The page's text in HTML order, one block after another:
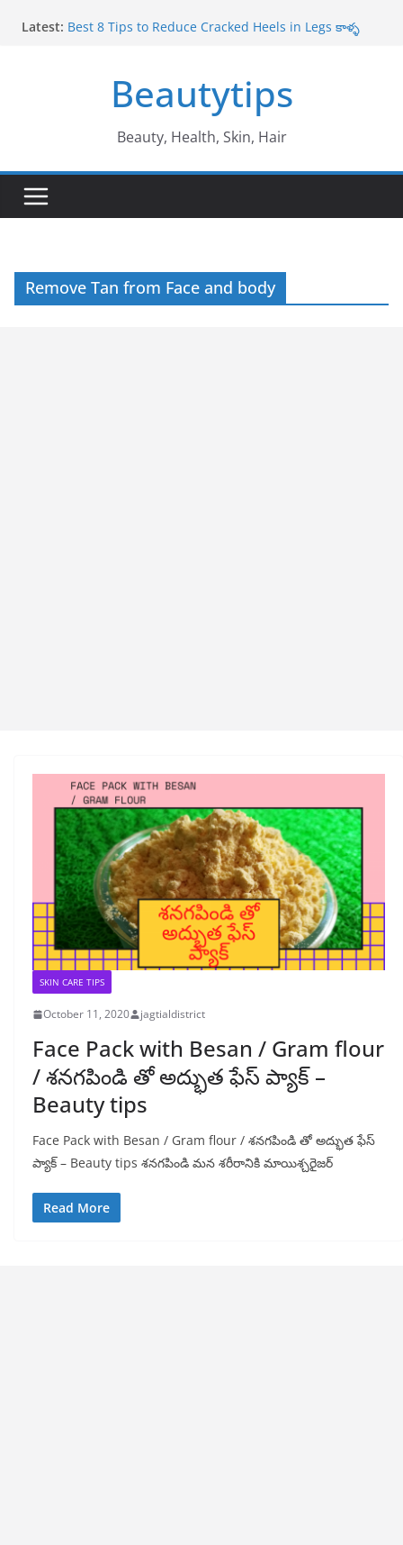
Latest: Best 8 Tips to Reduce Cracked Heels in Legs కాళ్ళ
Amazing Tips to Cure White Hair to Black Hair
Naturally తెల్ల జుట్టు నల్లగా మారాలంటే
Best Amazing Health Benefits of Vavilaku వావిలాకు
ఉపయోగాలు
Beautytips
Beauty, Health, Skin, Hair
Remove Tan from Face and body
SKIN CARE TIPS
October 11, 2020 jagtialdistrict
Face Pack with Besan / Gram flour
/ శనగపిండి తో అద్భుత ఫేస్ ప్యాక్ –
Beauty tips
Face Pack with Besan / Gram flour / శనగపిండి తో అద్భుత ఫేస్
ప్యాక్ – Beauty tips శనగపిండి మన శరీరానికి మాయిశ్చరైజర్
Read More